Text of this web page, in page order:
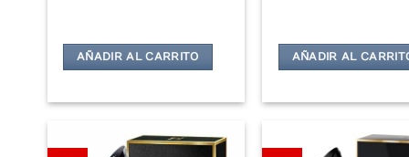
AÑADIR AL CARRITO AÑADIR AL